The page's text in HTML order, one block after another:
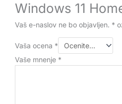
Windows 11
Vaš e-naslov ne bo objavljen. *
Vaša ocena *
Vaše mnenje *